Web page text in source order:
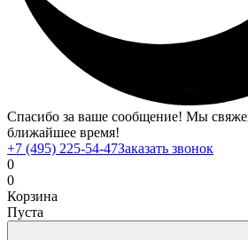
Спасибо за ваше сообщение! Мы
ближайшее время!
+7 (495) 225-54-47Заказать звонок
0
0
Корзина
Пуста